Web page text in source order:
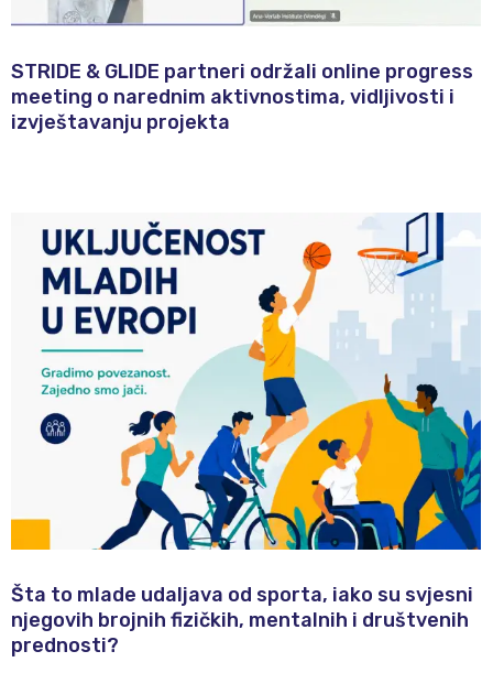
STRIDE & GLIDE partneri održali online progress
meeting o narednim aktivnostima, vidljivosti i
izvještavanju projekta
Šta to mlade udaljava od sporta, iako su svjesni
njegovih brojnih fizičkih, mentalnih i društvenih
prednosti?